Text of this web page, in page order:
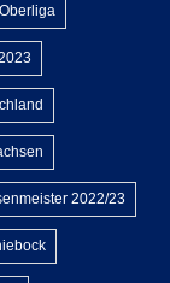
Oberliga
2022/23